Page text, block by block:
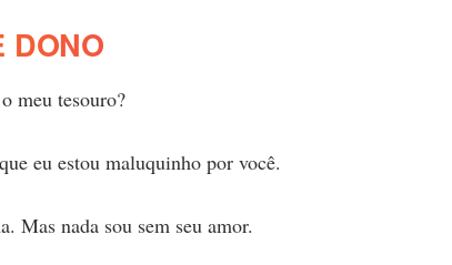
DONO
meu tesouro?
eu estou maluquinho por você.
Mas nada sou sem seu amor.